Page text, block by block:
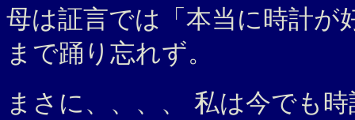
母は証言では「本当に時計
まで踊り忘れず。
まさに、、、、
私は今でも